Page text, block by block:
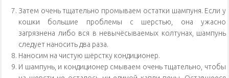
Затем очень тщательно промываем остатки шампуня. Если у
кошки большие проблемы с шерстью, она ужасно
загрязнена либо вся в невычёсываемых колтунах, шампунь
следует наносить два раза.
Наносим на чистую шёрстку кондиционер.
И шампунь, и кондиционер смываем очень тщательно, чтобы